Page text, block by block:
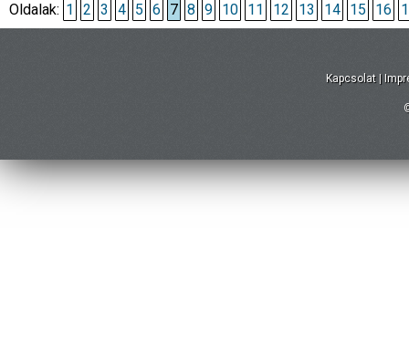
Oldalak: 1 2 3 4 5 6 7 8 9 10 11 12 13 14 15 16
Kapcsolat |